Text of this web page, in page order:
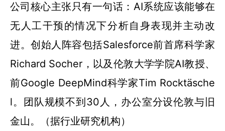
公司核心主张只有一句话：AI系统应该能够在
无人工干预的情况下分析自身表现并主动改
进。创始人阵容包括Salesforce前首席科学家
Richard Socher，以及伦敦大学学院AI教授、
前Google DeepMind科学家Tim Rocktäsche
l。团队规模不到30人，办公室分设伦敦与旧
金山。（据行业研究机构）